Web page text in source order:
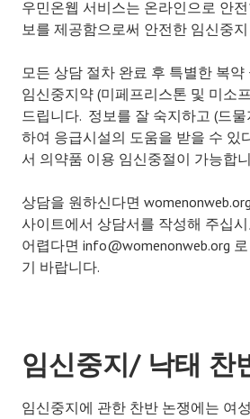
우민온웹 서비스는 온라인으로 안
보를 제공함으로써 안전한 임신중
모든 상담 절차 완료 후 특별한 복약
임신중지약 (미페프리스톤 및 미소
드립니다. 정보를 잘 숙지하고 (드
하여 응급시설의 도움을 받을 수 있
서 의약품 이용 임신중절이 가능합
상담을 원하신다면
사이트에서 상담서를 작성해 주십
어렵다면 info@womenonweb.org
기 바랍니다.
임신중지/ 낙태 찬
임신중지에 관한 찬반 논쟁에는 여